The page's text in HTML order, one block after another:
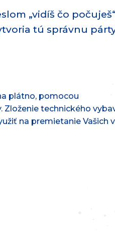
„vidíš čo
tú správnu
plátno, pomocou
technického
na premietanie Vašich